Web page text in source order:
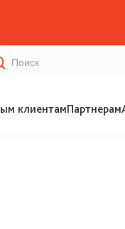
клиентамПартнерам